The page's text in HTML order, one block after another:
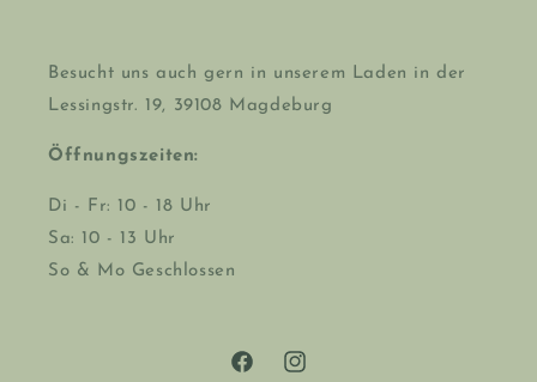
Besucht uns auch gern in unserem Laden in der
Lessingstr. 19, 39108 Magdeburg
Öffnungszeiten:
Di - Fr: 10 - 18 Uhr
Sa: 10 - 13 Uhr
So & Mo Geschlossen
FacebookInstagram